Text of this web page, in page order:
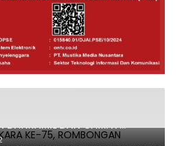
BHAYANGKARA KE-75,
DANRAMIL DAN CAMAT
MUARAGEMBONG